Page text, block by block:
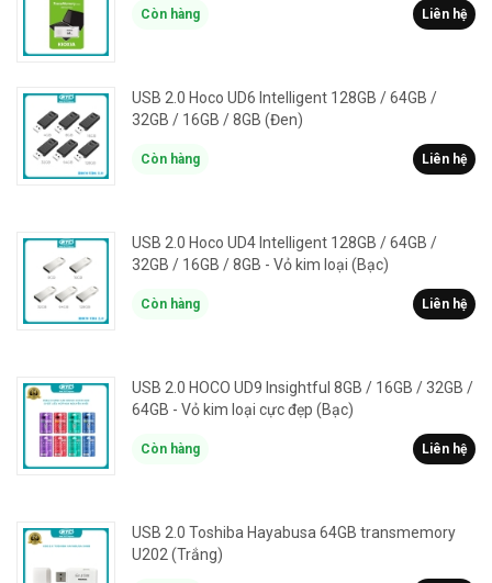
Còn hàng Liên hệ
USB 2.0 Hoco UD6 Intelligent 128GB / 64GB /
32GB / 16GB / 8GB (Đen)
Còn hàng Liên hệ
USB 2.0 Hoco UD4 Intelligent 128GB / 64GB /
32GB / 16GB / 8GB - Vỏ kim loại (Bạc)
Còn hàng Liên hệ
USB 2.0 HOCO UD9 Insightful 8GB / 16GB / 32GB /
64GB - Vỏ kim loại cực đẹp (Bạc)
Còn hàng Liên hệ
USB 2.0 Toshiba Hayabusa 64GB transmemory
U202 (Trắng)